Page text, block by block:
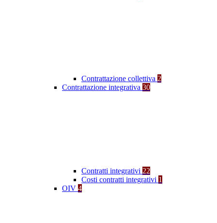
Contrattazione collettiva 2
Contrattazione integrativa 30
Contratti integrativi 22
Costi contratti integrativi 1
OIV 4